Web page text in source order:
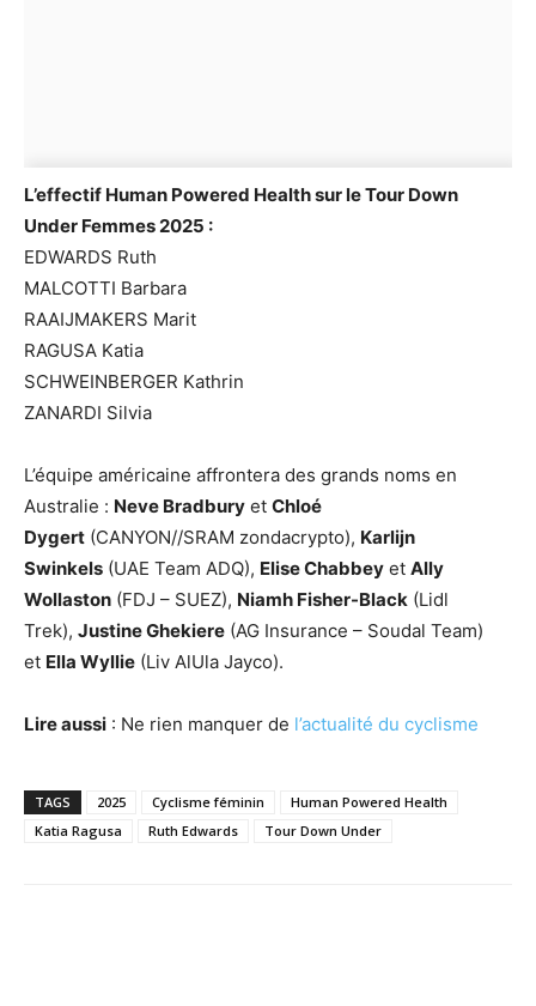
L’effectif Human Powered Health sur le Tour Down
Under Femmes 2025 :
EDWARDS Ruth
MALCOTTI Barbara
RAAIJMAKERS Marit
RAGUSA Katia
SCHWEINBERGER Kathrin
ZANARDI Silvia
L’équipe américaine affrontera des grands noms en
Australie : Neve Bradbury et Chloé
Dygert (CANYON//SRAM zondacrypto), Karlijn
Swinkels (UAE Team ADQ), Elise Chabbey et Ally
Wollaston (FDJ – SUEZ), Niamh Fisher-Black (Lidl
Trek), Justine Ghekiere (AG Insurance – Soudal Team)
et Ella Wyllie (Liv AlUla Jayco).
Lire aussi : Ne rien manquer de l’actualité du cyclisme
TAGS 2025 Cyclisme féminin
Human Powered Health
Katia Ragusa
Ruth Edwards Tour Down Under